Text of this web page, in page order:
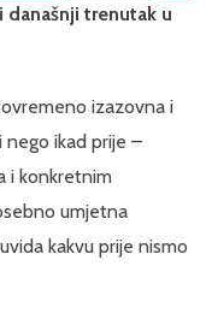
trenutak u
izazovna i
nego ikad prije –
i konkretnim
umjetna
kakvu prije nismo